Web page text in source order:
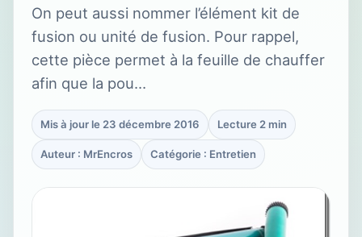
On peut aussi nommer l’élément kit de
fusion ou unité de fusion. Pour rappel,
cette pièce permet à la feuille de chauffer
afin que la pou…
Mis à jour le 23 décembre 2016 Lecture 2 min
Auteur : MrEncros Catégorie : Entretien